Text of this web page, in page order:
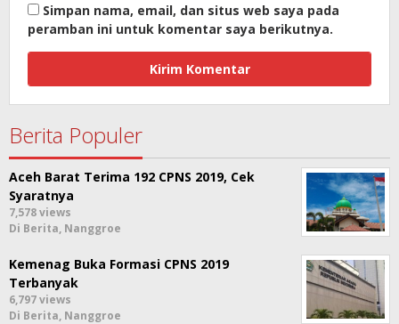
Simpan nama, email, dan situs web saya pada
peramban ini untuk komentar saya berikutnya.
Berita Populer
Aceh Barat Terima 192 CPNS 2019, Cek
Syaratnya
7,578 views
Di Berita, Nanggroe
Kemenag Buka Formasi CPNS 2019
Terbanyak
6,797 views
Di Berita, Nanggroe